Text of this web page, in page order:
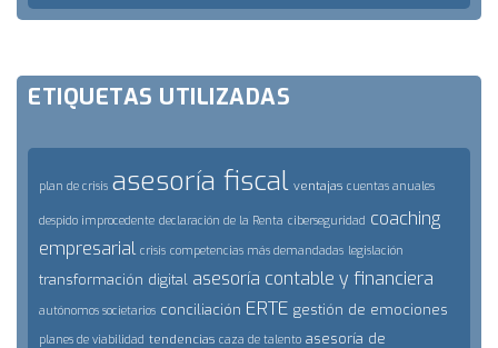
ETIQUETAS UTILIZADAS
plan de crisis asesoría fiscal ventajas cuentas anuales
despido improcedente declaración de la Renta ciberseguridad coaching
empresarial crisis competencias más demandadas legislación
transformación digital asesoría contable y financiera
autónomos societarios conciliación ERTE gestión de emociones
planes de viabilidad tendencias caza de talento asesoría de